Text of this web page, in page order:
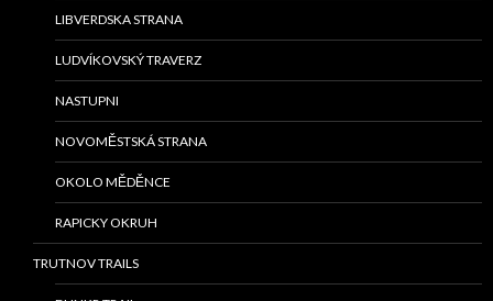
LIBVERDSKA STRANA
LUDVÍKOVSKÝ TRAVERZ
NASTUPNI
NOVOMĚSTSKÁ STRANA
OKOLO MĚDĚNCE
RAPICKY OKRUH
TRUTNOV TRAILS